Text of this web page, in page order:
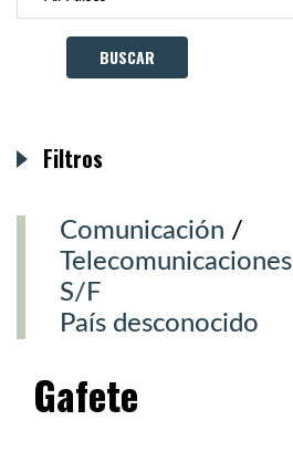
Comunicación /
Telecomunicaciones
S/F
País desconocido
Gafete
Filtros